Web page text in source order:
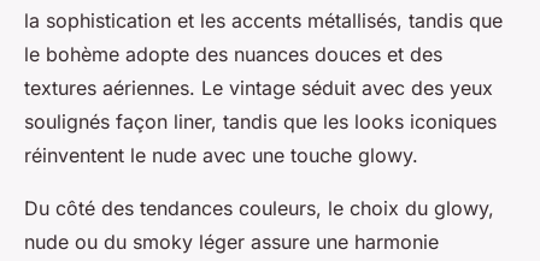
la sophistication et les accents métallisés, tandis que
le bohème adopte des nuances douces et des
textures aériennes. Le vintage séduit avec des yeux
soulignés façon liner, tandis que les looks iconiques
réinventent le nude avec une touche glowy.
Du côté des tendances couleurs, le choix du glowy,
nude ou du smoky léger assure une harmonie